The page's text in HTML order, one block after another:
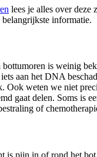
lees je alles over deze
informatie.
bottumoren is weinig
aan het DNA
Ook weten we niet
gaat delen. Soms is
of
is pijn in of rond het